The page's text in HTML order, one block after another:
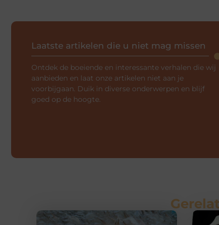
Laatste artikelen die u niet mag missen
Ontdek de boeiende en interessante verhalen die wij
aanbieden en laat onze artikelen niet aan je
voorbijgaan. Duik in diverse onderwerpen en blijf
goed op de hoogte.